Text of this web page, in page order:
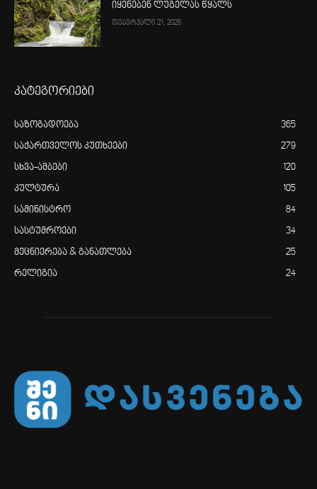
იყენებენ ლუგელას წყალს
თებერვალი 21, 2026
კატეგორიები
საზოგადოება 365
საქართველოს კუთხეები 279
სხვა-ამბები 120
კულტურა 105
სამინისტრო 84
სასტუმროები 34
მეცნიერება & განათლება 25
რელიგია 24